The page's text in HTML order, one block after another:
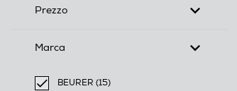
Prezzo
Marca
BEURER (15)